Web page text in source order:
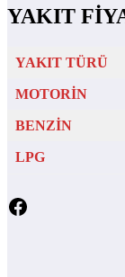
YAKIT
YAKIT TÜRÜ
MOTORİN
BENZİN
LPG
Facebook